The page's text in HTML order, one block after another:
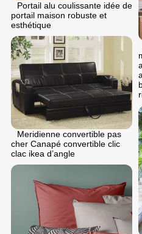
Portail alu coulissante idée de
portail maison robuste et
esthétique
Meridienne convertible pas
cher Canapé convertible clic
clac ikea d’angle